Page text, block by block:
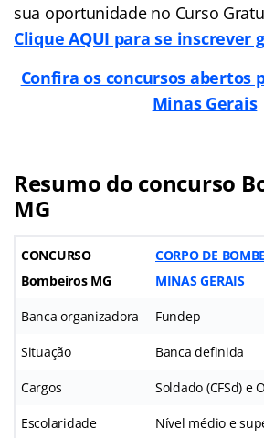
sua oportunidade no Curso
Clique AQUI para se
Confira os concursos abertos
Minas Gerais
Resumo do concurso
MG
CONCURSO
Bombeiros MG
CORPO DE
MINAS GERAIS
Banca organizadora Fundep
Situação Banca definida
Cargos Soldado (CFSd) e
Escolaridade Nível médio e